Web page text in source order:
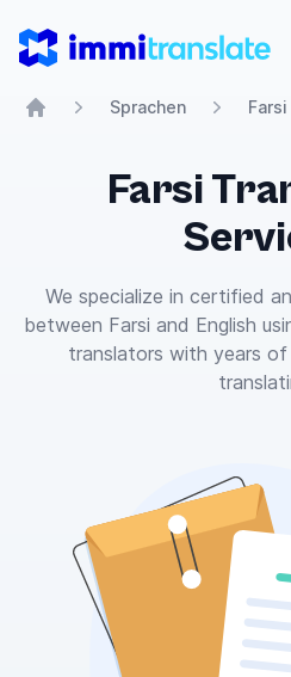
ImmiTranslate
Sprachen Farsi
Farsi
We specialize in certified
between Farsi and English
translators with years